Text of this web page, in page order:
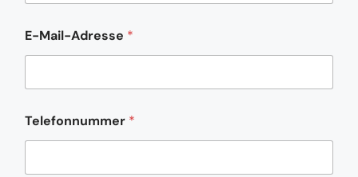
E-Mail-Adresse *
Telefonnummer *